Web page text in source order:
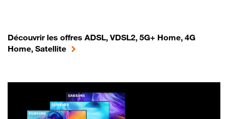
Découvrir les offres ADSL, VDSL2, 5G+ Home, 4G
Home, Satellite